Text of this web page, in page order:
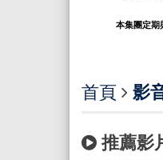
本集團定期
首頁
影
推薦影